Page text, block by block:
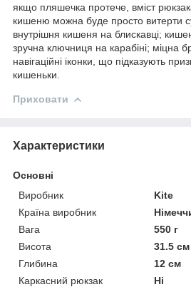
якщо пляшечка протече, вміст
кишеню можна буде просто витерти
внутрішня кишеня на блискавці;
зручна ключниця на карабіні; міцна
навігаційні іконки, що підказують
кишеньки.
Приховати
Характеристики
Основні
Виробник
Kite
Країна виробник
Вага
550 г
Висота
31.5 см
Глибина
12 см
Каркасний рюкзак
Ні